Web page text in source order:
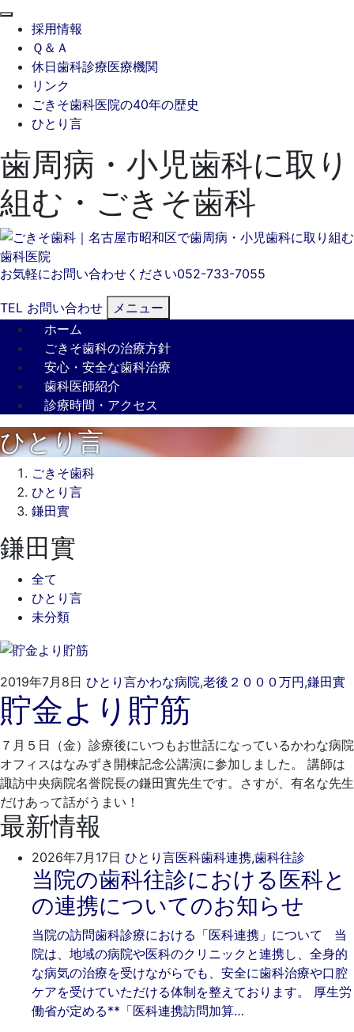
採用情報
Ｑ＆Ａ
休日歯科診療医療機関
リンク
ごきそ歯科医院の40年の歴史
ひとり言
歯周病・小児歯科に取り
組む・ごきそ歯科
お気軽にお問い合わせください052-733-7055
TEL お問い合わせ
メニュー
ホーム
ごきそ歯科の治療方針
安心・安全な歯科治療
歯科医師紹介
診療時間・アクセス
ひとり言
ごきそ歯科
ひとり言
鎌田實
鎌田實
全て
ひとり言
未分類
2019年7月8日 ひとり言かわな病院,老後２０００万円,鎌田實
貯金より貯筋
７月５日（金）診療後にいつもお世話になっているかわな病院
オフィスはなみずき開棟記念公講演に参加しました。 講師は
諏訪中央病院名誉院長の鎌田實先生です。さすが、有名な先生
だけあって話がうまい！
最新情報
2026年7月17日 ひとり言医科歯科連携,歯科往診
年
7
17
日
き
そ
科
当院の歯科往診における医科と
の連携についてのお知らせ
当院の訪問歯科診療における「医科連携」について 当
院は、地域の病院や医科のクリニックと連携し、全身的
な病気の治療を受けながらでも、安全に歯科治療や口腔
ケアを受けていただける体制を整えております。 厚生労
働省が定める**「医科連携訪問加算…